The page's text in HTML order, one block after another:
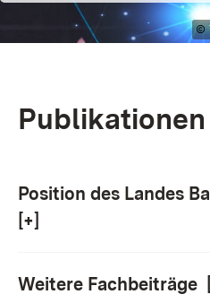
Publikationen
Position des Landes
[+]
Weitere Fachbeiträge